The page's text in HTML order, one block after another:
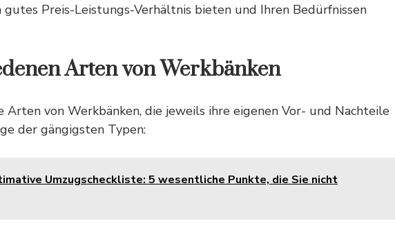
Preis-Leistungs-Verhältnis bieten und Ihren Bedürfnissen
Arten von Werkbänken
Arten von Werkbänken, die jeweils ihre eigenen Vor- und Nachteile
der gängigsten Typen:
Umzugscheckliste: 5 wesentliche Punkte, die Sie nicht